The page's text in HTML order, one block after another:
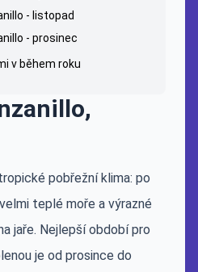
- listopad
- prosinec
v během roku
pobřežní klima: po
teplé moře a výrazné
jaře. Nejlepší období pro
je od prosince do